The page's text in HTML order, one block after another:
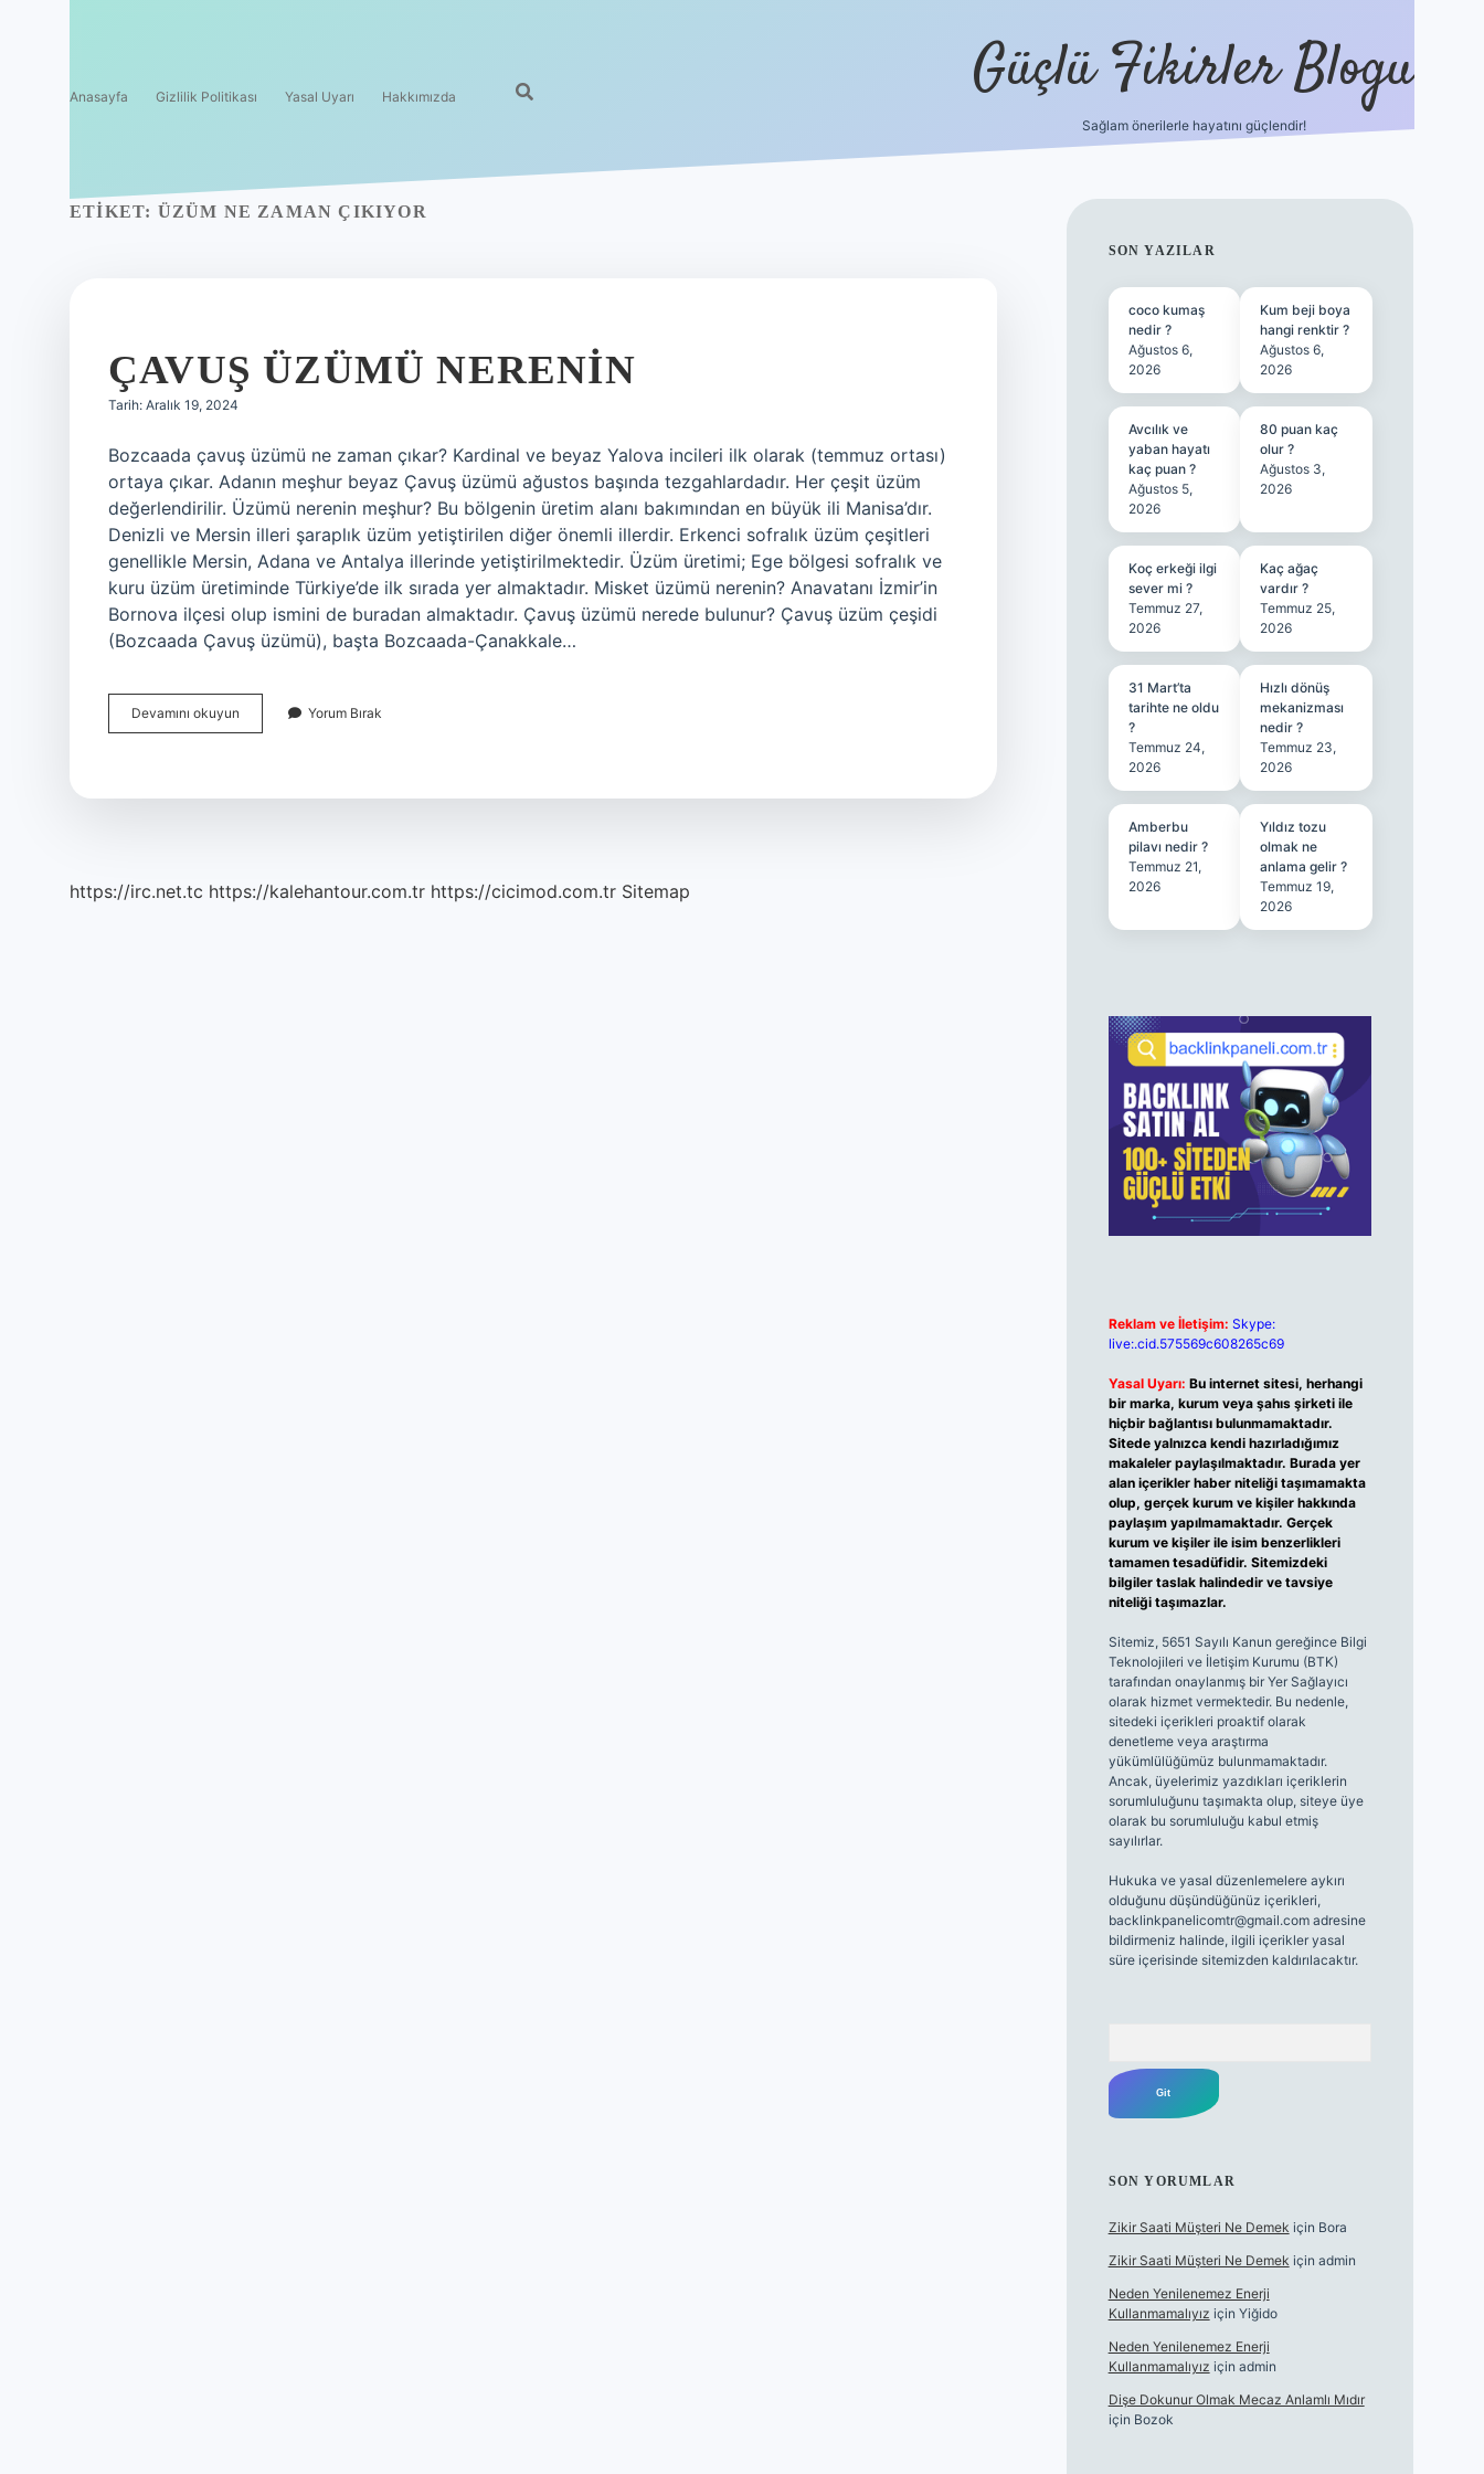
Anasayfa Gizlilik Politikası Yasal Uyarı Hakkımızda Güçlü Fikirler Blogu
Sağlam önerilerle hayatını güçlendir!
ETIKET: ÜZÜM NE ZAMAN ÇIKIYOR
ÇAVUŞ ÜZÜMÜ NERENIN
Tarih: Aralık 19, 2024
Bozcaada çavuş üzümü ne zaman çıkar? Kardinal ve beyaz Yalova incileri ilk olarak (temmuz ortası)
ortaya çıkar. Adanın meşhur beyaz Çavuş üzümü ağustos başında tezgahlardadır. Her çeşit üzüm
değerlendirilir. Üzümü nerenin meşhur? Bu bölgenin üretim alanı bakımından en büyük ili Manisa’dır.
Denizli ve Mersin illeri şaraplık üzüm yetiştirilen diğer önemli illerdir. Erkenci sofralık üzüm çeşitleri
genellikle Mersin, Adana ve Antalya illerinde yetiştirilmektedir. Üzüm üretimi; Ege bölgesi sofralık ve
kuru üzüm üretiminde Türkiye’de ilk sırada yer almaktadır. Misket üzümü nerenin? Anavatanı İzmir’in
Bornova ilçesi olup ismini de buradan almaktadır. Çavuş üzümü nerede bulunur? Çavuş üzüm çeşidi
(Bozcaada Çavuş üzümü), başta Bozcaada-Çanakkale…
Devamını okuyun
Üzümü
Yorum Bırak
https://irc.net.tc https://kalehantour.com.tr https://cicimod.com.tr Sitemap
SIDEBAR
SON YAZILAR
coco kumaş
nedir ?
Ağustos 6,
2026
Kum beji boya
hangi renktir ?
Ağustos 6,
2026
Avcılık ve
yaban hayatı
kaç puan ?
Ağustos 5,
2026
80 puan kaç
olur ?
Ağustos 3,
2026
Koç erkeği ilgi
sever mi ?
Temmuz 27,
2026
Kaç ağaç
vardır ?
Temmuz 25,
2026
31 Mart’ta
tarihte ne oldu
?
Temmuz 24,
2026
Hızlı dönüş
mekanizması
nedir ?
Temmuz 23,
2026
Amberbu
pilavı nedir ?
Temmuz 21,
2026
Yıldız tozu
olmak ne
anlama gelir ?
Temmuz 19,
2026
Reklam ve İletişim: Skype:
live:.cid.575569c608265c69
Yasal Uyarı: Bu internet sitesi, herhangi
bir marka, kurum veya şahıs şirketi ile
hiçbir bağlantısı bulunmamaktadır.
Sitede yalnızca kendi hazırladığımız
makaleler paylaşılmaktadır. Burada yer
alan içerikler haber niteliği taşımamakta
olup, gerçek kurum ve kişiler hakkında
paylaşım yapılmamaktadır. Gerçek
kurum ve kişiler ile isim benzerlikleri
tamamen tesadüfidir. Sitemizdeki
bilgiler taslak halindedir ve tavsiye
niteliği taşımazlar.
Sitemiz, 5651 Sayılı Kanun gereğince Bilgi
Teknolojileri ve İletişim Kurumu (BTK)
tarafından onaylanmış bir Yer Sağlayıcı
olarak hizmet vermektedir. Bu nedenle,
sitedeki içerikleri proaktif olarak
denetleme veya araştırma
yükümlülüğümüz bulunmamaktadır.
Ancak, üyelerimiz yazdıkları içeriklerin
sorumluluğunu taşımakta olup, siteye üye
olarak bu sorumluluğu kabul etmiş
sayılırlar.
Hukuka ve yasal düzenlemelere aykırı
olduğunu düşündüğünüz içerikleri,
backlinkpanelicomtr@gmail.comadresine
bildirmeniz halinde, ilgili içerikler yasal
süre içerisinde sitemizden kaldırılacaktır.
SON YORUMLAR
Zikir Saati Müşteri Ne Demek için Bora
Zikir Saati Müşteri Ne Demek için admin
Neden Yenilenemez Enerji
Kullanmamalıyız için Yiğido
Neden Yenilenemez Enerji
Kullanmamalıyız için admin
Dişe Dokunur Olmak Mecaz Anlamlı Mıdır
için Bozok
ilbet bahis